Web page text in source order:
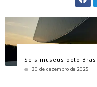
Seis museus pelo
30 de dezembro de 2025